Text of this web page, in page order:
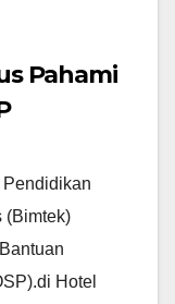
Pahami
(Bimtek)
Hotel